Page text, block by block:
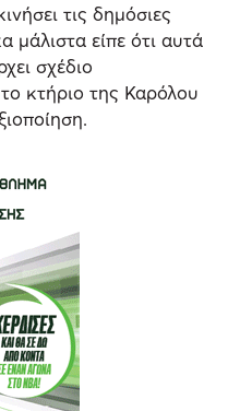
τις δημόσιες
μάλιστα είπε ότι αυτά
σχέδιο
κτήριο της Καρόλου